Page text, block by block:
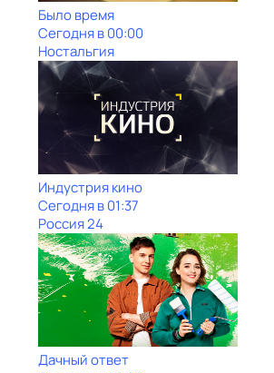
Было время
Сегодня в 00:00
Ностальгия
Индустрия кино
Сегодня в 01:37
Россия 24
Дачный ответ